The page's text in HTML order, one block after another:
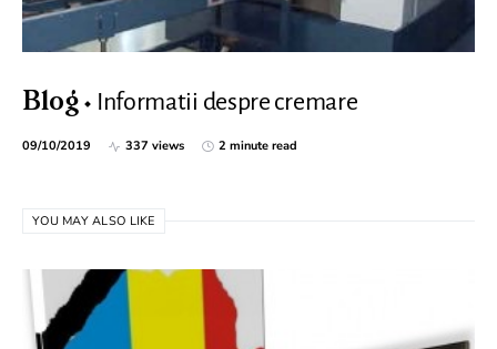
Blog Informatii despre cremare
09/10/2019 337 views 2 minute read
YOU MAY ALSO LIKE